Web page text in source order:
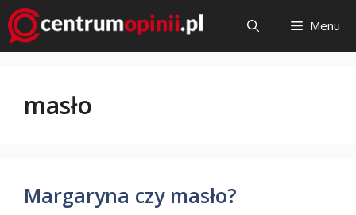
Przejdź
do
treści
Menu
masło
Margaryna czy masło?